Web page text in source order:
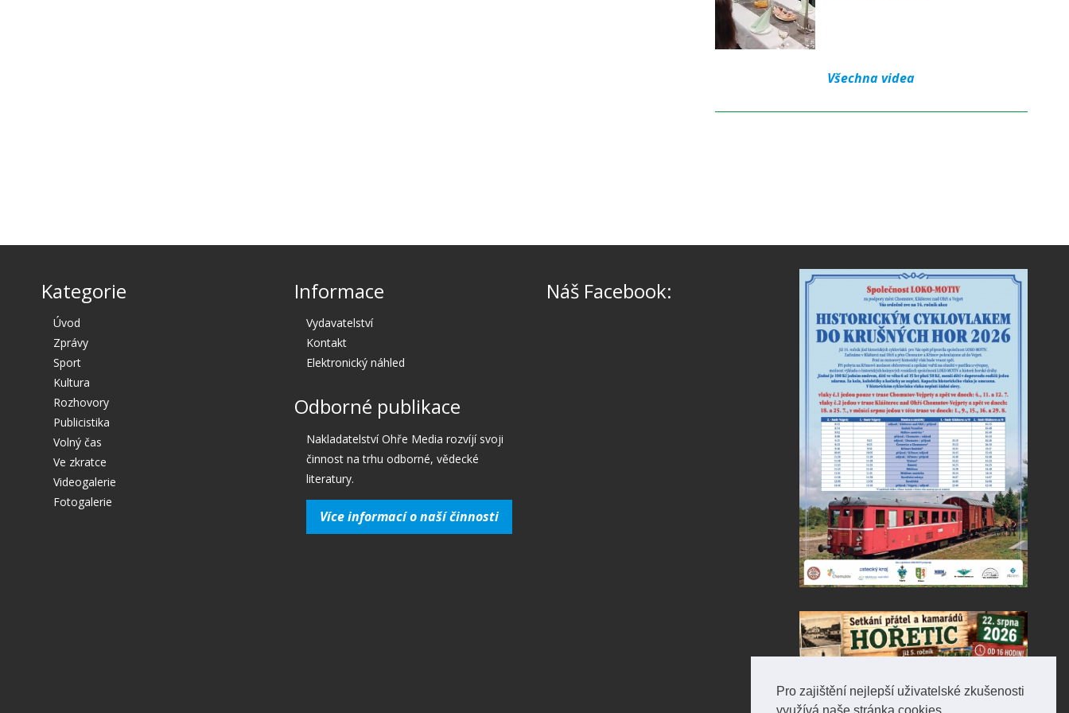
Pro zajištění nejlepší uživatelské zkušenosti
využívá naše stránka cookies
Všechna videa
Kategorie
Úvod
Zprávy
Sport
Kultura
Rozhovory
Publicistika
Volný čas
Ve zkratce
Videogalerie
Fotogalerie
Informace
Vydavatelství
Kontakt
Elektronický náhled
Odborné publikace
Nakladatelství Ohře Media rozvíjí svoji
činnost na trhu odborné, vědecké
literatury.
Více informací o naší činnosti
Náš Facebook: